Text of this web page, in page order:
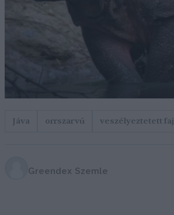
Jáva orrszarvú veszélyeztetett faj
Greendex Szemle